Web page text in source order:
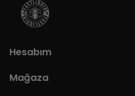
Hesabım
Mağaza